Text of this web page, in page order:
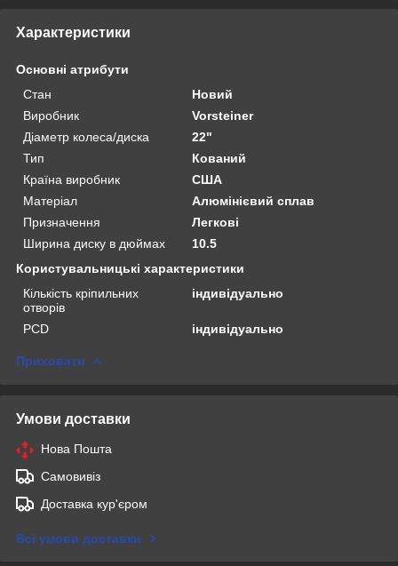
Характеристики
Основні атрибути
Стан
Новий
Виробник
Vorsteiner
Діаметр колеса/диска
22"
Тип
Кований
Країна виробник
США
Матеріал
Алюмінієвий сплав
Призначення
Легкові
Ширина диску в дюймах
10.5
Користувальницькі характеристики
Кількість кріпильних
отворів
індивідуально
PCD індивідуально
Приховати
Умови доставки
Нова Пошта
Самовивіз
Доставка кур'єром
Всі умови доставки